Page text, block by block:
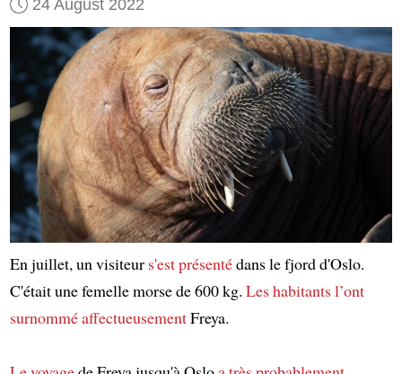
24 August 2022
En juillet, un visiteur s'est présentédans le fjord d'Oslo.
C'était une femelle morse de 600 kg. Les habitantsl’ont
surnomméaffectueusementFreya.